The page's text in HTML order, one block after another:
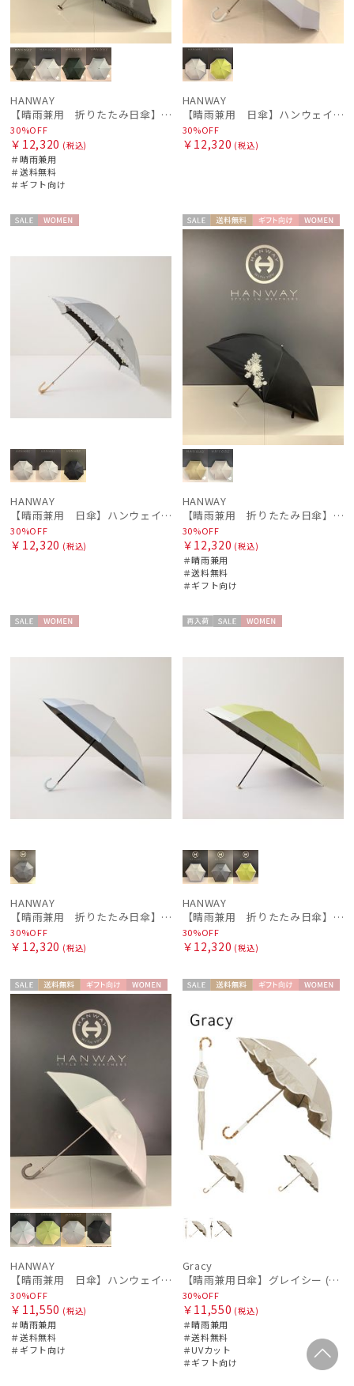
HANWAY
【晴雨兼用 折りたたみ日傘】ハンウェイ（ＨＡＮＷＡＹ）Eyelashes frill（アイラッシュ・フリル）
30%OFF
￥12,320 (税込)
＃晴雨兼用
＃送料無料
＃ギフト向け
HANWAY
【晴雨兼用 日傘】ハンウェイ（ＨＡＮＷＡＹ）Contour border（コントゥアー・ボーダー)
30%OFF
￥12,320 (税込)
HANWAY
【晴雨兼用 日傘】ハンウェイ（ＨＡＮＷＡＹ）Lace（レース）
30%OFF
￥12,320 (税込)
セー 送料無 ギフト
向け
WOME
HANWAY
【晴雨兼用 折りたたみ日傘】ハンウェイ（ＨＡＮＷＡＹ）Botanical Flower（ボタニカル・フラワー）
30%OFF
￥12,320 (税込)
＃晴雨兼用
＃送料無料
＃ギフト向け
HANWAY
【晴雨兼用 折りたたみ日傘】ハンウェイ（ＨＡＮＷＡＹ）Contour border（コントゥアー・ボーダー)
30%OFF
￥12,320 (税込)
HANWAY
【晴雨兼用 折りたたみ日傘】ハンウェイ（ＨＡＮＷＡＹ）Contour border（コントゥアー・ボーダー)
30%OFF
￥12,320 (税込)
セー 送料無 ギフト
向け
WOME
HANWAY
【晴雨兼用 日傘】ハンウェイ（ＨＡＮＷＡＹ）Liner ribbon（ライナー・リボン)
30%OFF
￥11,550 (税込)
＃晴雨兼用
＃送料無料
＃ギフト向け
ル
料
Gracy
【晴雨兼用日傘】グレイシー (Gracy) Natural frill 遮光99% 遮熱 UV99％
30%OFF
￥11,550 (税込)
＃晴雨兼用
＃送料無料
＃UVカット
＃ギフト向け